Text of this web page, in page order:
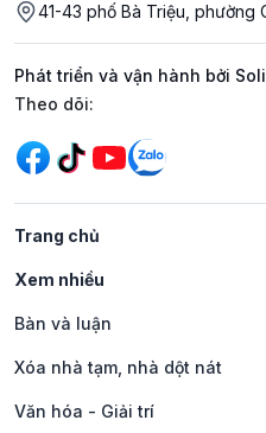
41-43 phố Bà Triệu, phường
Phát triển và vận hành bởi
Mạng xã hội
Theo dõi:
Trang chủ
Xem nhiều
Bàn và luận
Xóa nhà tạm, nhà dột nát
Văn hóa - Giải trí